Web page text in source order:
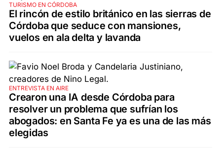
TURISMO EN CÓRDOBA
El rincón de estilo británico en las sierras de
Córdoba que seduce con mansiones,
vuelos en ala delta y lavanda
ENTREVISTA EN AIRE
Crearon una IA desde Córdoba para
resolver un problema que sufrían los
abogados: en Santa Fe ya es una de las más
elegidas